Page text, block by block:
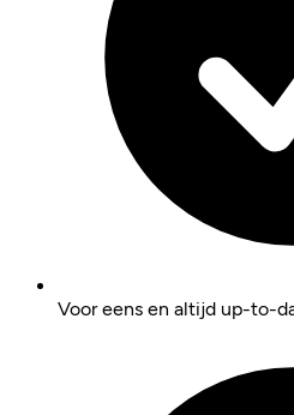
Voor eens en altijd up-to-